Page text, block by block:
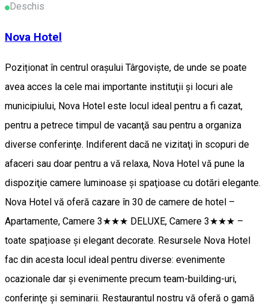
Deschis
Nova Hotel
Poziționat în centrul oraşului Târgovişte, de unde se poate
avea acces la cele mai importante instituţii şi locuri ale
municipiului, Nova Hotel este locul ideal pentru a fi cazat,
pentru a petrece timpul de vacanţă sau pentru a organiza
diverse conferinţe. Indiferent dacă ne vizitaţi în scopuri de
afaceri sau doar pentru a vă relaxa, Nova Hotel vă pune la
dispoziţie camere luminoase şi spaţioase cu dotări elegante.
Nova Hotel vă oferă cazare în 30 de camere de hotel –
Apartamente, Camere 3★★★ DELUXE, Camere 3★★★ –
toate spațioase și elegant decorate. Resursele Nova Hotel
fac din acesta locul ideal pentru diverse: evenimente
ocazionale dar şi evenimente precum team-building-uri,
conferinţe şi seminarii. Restaurantul nostru vă oferă o gamă